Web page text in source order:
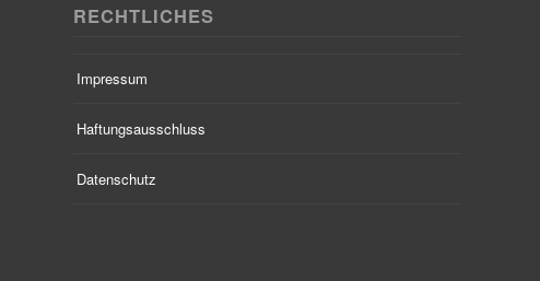
RECHTLICHES
Impressum
Haftungsausschluss
Datenschutz